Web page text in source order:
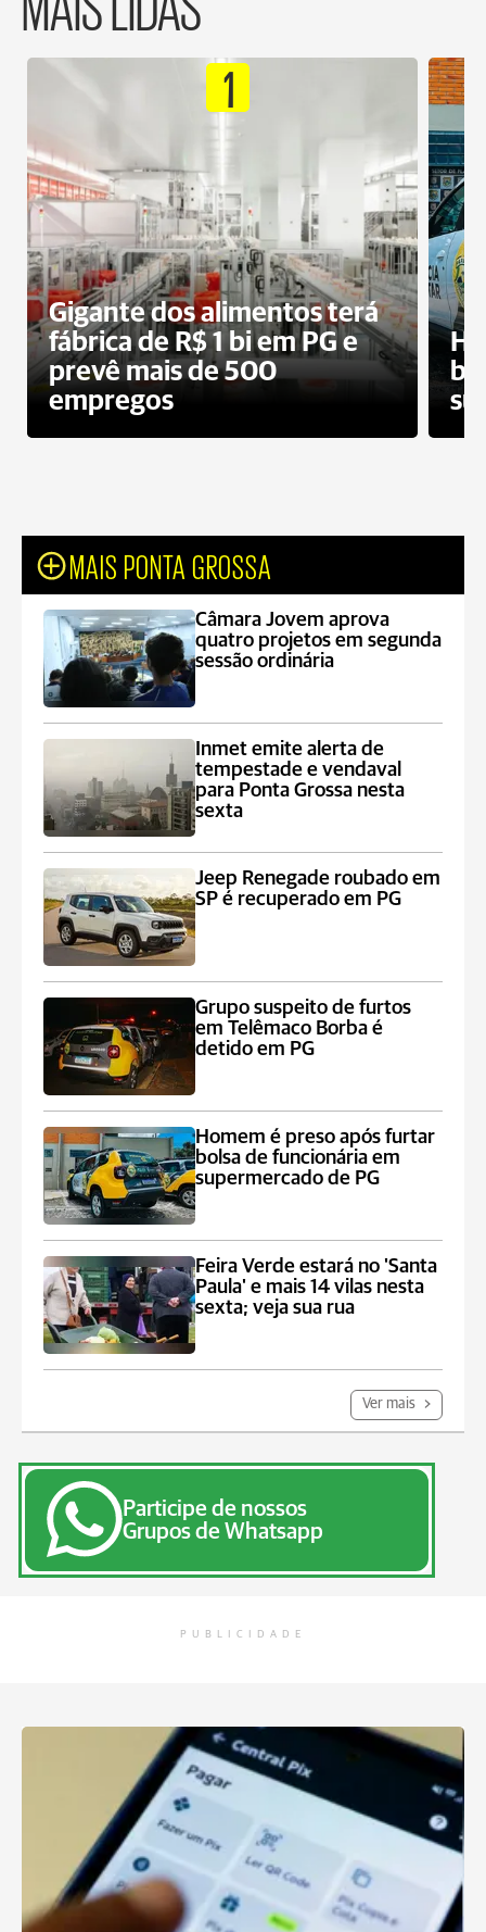
1
Gigante dos alimentos terá
fábrica de R$ 1 bi em PG e
prevê mais de 500
empregos
MAIS PONTA GROSSA
Câmara Jovem aprova
quatro projetos em segunda
sessão ordinária
Inmet emite alerta de
tempestade e vendaval
para Ponta Grossa nesta
sexta
Jeep Renegade roubado em
SP é recuperado em PG
Grupo suspeito de furtos
em Telêmaco Borba é
detido em PG
Homem é preso após furtar
bolsa de funcionária em
supermercado de PG
Feira Verde estará no 'Santa
Paula' e mais 14 vilas nesta
sexta; veja sua rua
Ver mais
Participe de nossos
Grupos de Whatsapp
PUBLICIDADE